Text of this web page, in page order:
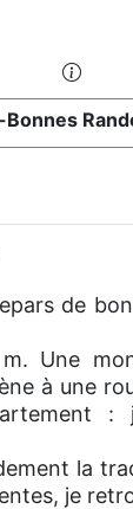
Bonnes
de
Une
à une
:
la
je